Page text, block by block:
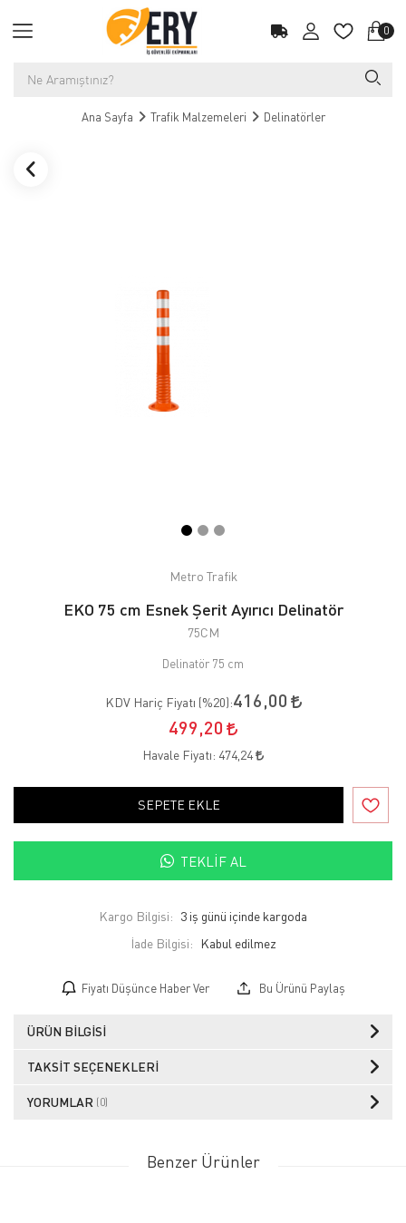
0
Ana Sayfa Trafik Malzemeleri Delinatörler
Metro Trafik
EKO 75 cm Esnek Şerit Ayırıcı Delinatör
75CM
Delinatör 75 cm
KDV Hariç Fiyatı (%20):416,00
499,20
Havale Fiyatı: 474,24
SEPETE EKLE
TEKLIF AL
Kargo Bilgisi: 3 iş günü içinde kargoda
İade Bilgisi:
Fiyatı Düşünce Haber Ver Bu Ürünü Paylaş
ÜRÜN BILGISI
TAKSIT SEÇENEKLERI
YORUMLAR (0)
Benzer Ürünler